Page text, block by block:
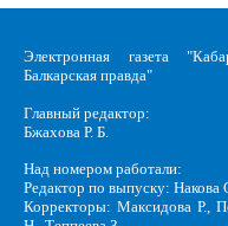
Электронная газета
Балкарская правда"
Главный редактор:
Бжахова Р. Б.
Над номером работали:
Редактор по выпуску: Накова
Корректоры: Максидова Р.,